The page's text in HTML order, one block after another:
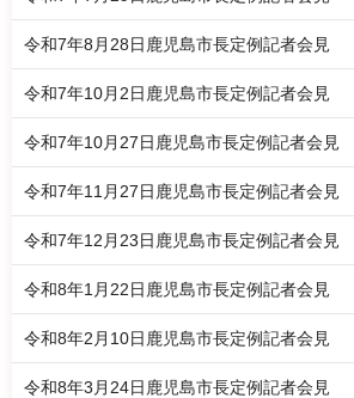
令和7年8月28日鹿児島市長定例記者会見
令和7年10月2日鹿児島市長定例記者会見
令和7年10月27日鹿児島市長定例記者会見
令和7年11月27日鹿児島市長定例記者会見
令和7年12月23日鹿児島市長定例記者会見
令和8年1月22日鹿児島市長定例記者会見
令和8年2月10日鹿児島市長定例記者会見
令和8年3月24日鹿児島市長定例記者会見